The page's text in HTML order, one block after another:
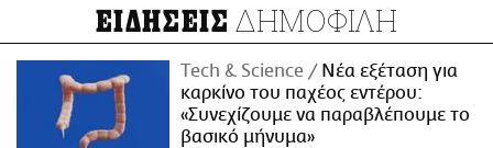
ΕΙΔΗΣΕΙΣ ΔΗΜΟΦΙΛΗ
Τech & Science
Νέα εξέταση για
καρκίνο του παχέος εντέρου:
«Συνεχίζουμε να παραβλέπουμε το
βασικό μήνυμα»